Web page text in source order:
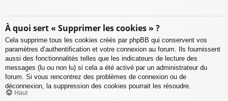
À quoi sert « Supprimer les cookies » ?
Cela supprime tous les cookies créés par phpBB qui conservent vos
paramètres d’authentification et votre connexion au forum. Ils fournissent
aussi des fonctionnalités telles que les indicateurs de lecture des
messages (lu ou non lu) si cela a été activé par un administrateur du
forum. Si vous rencontrez des problèmes de connexion ou de
déconnexion, la suppression des cookies pourrait les résoudre.
Haut